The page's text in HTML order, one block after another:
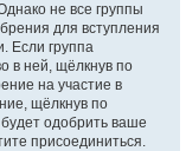
не все группы
для вступления
Если группа
в ней, щёлкнув по
на участие в
щёлкнув по
одобрить ваше
присоединиться.